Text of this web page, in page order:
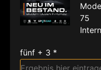
75
fünf + 3 *